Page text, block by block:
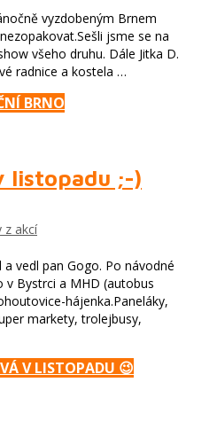
vyzdobeným Brnem
jsme se na
všeho druhu. Dále Jitka D.
radnice a kostela …
BRNO
listopadu ;-)
z akcí
vedl pan Gogo. Po návodné
v Bystrci a MHD (autobus
hájenka.Paneláky,
markety, trolejbusy,
V LISTOPADU 😉